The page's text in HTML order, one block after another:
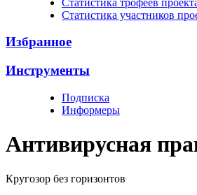
Cтатистика участников
Избранное
Инструменты
Подписка
Информеры
Антивирусная
Кругозор без горизонтов